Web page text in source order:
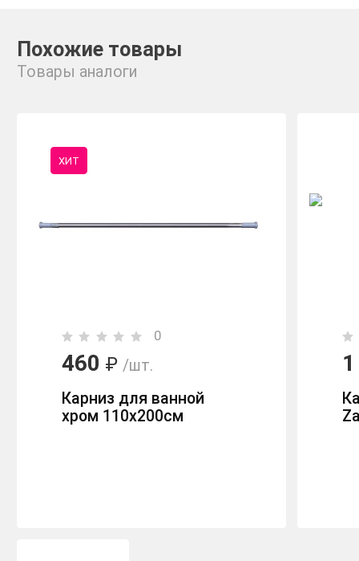
Похожие товары
Товары аналоги
ХИТ
0
460 ₽ /шт.
Карниз для ванной
хром 110х200см